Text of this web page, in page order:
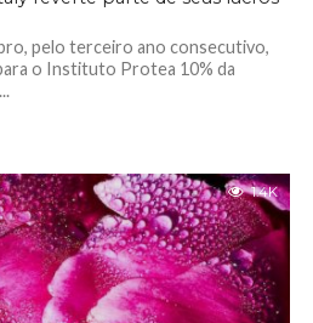
pelo terceiro ano consecutivo,
o Instituto Protea 10% da
1.4K